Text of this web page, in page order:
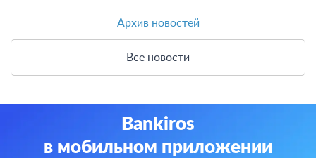
Архив новостей
Все новости
Bankiros
в мобильном приложении